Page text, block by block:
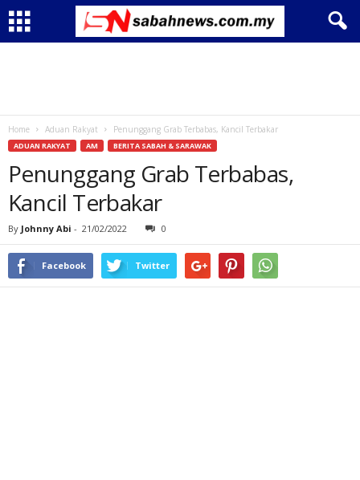
Home Aduan Rakyat Penunggang Grab Terbabas, Kancil Terbakar
ADUAN RAKYAT AM BERITA SABAH & SARAWAK
Penunggang Grab Terbabas,
Kancil Terbakar
By Johnny Abi - 21/02/2022 0
Facebook Twitter